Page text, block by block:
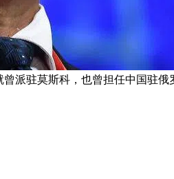
派驻莫斯科，也曾担任中国驻